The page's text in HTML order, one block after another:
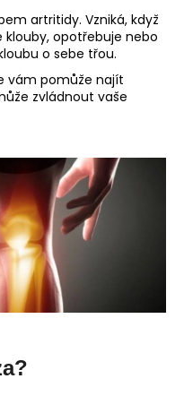
artritidy. Vzniká, když
opotřebuje nebo
o sebe třou.
vám pomůže najít
zvládnout vaše